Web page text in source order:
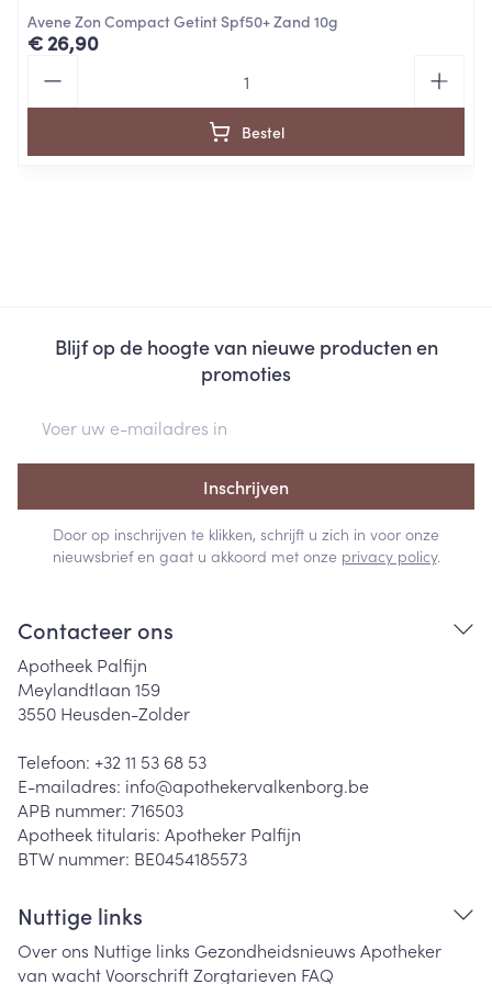
Avene Zon Compact Getint Spf50+ Zand 10g
€ 26,90
Bestel
Blijf op de hoogte van nieuwe producten en
promoties
Inschrijven
Door op inschrijven te klikken, schrijft u zich in voor onze
nieuwsbrief en gaat u akkoord met onze privacy policy.
Contacteer ons
Apotheek Palfijn
Meylandtlaan 159
3550 Heusden-Zolder
Telefoon: +32 11 53 68 53
E-mailadres: info@apothekervalkenborg.be
APB nummer: 716503
Apotheek titularis: Apotheker Palfijn
BTW nummer: BE0454185573
Nuttige links
Over ons Nuttige links Gezondheidsnieuws Apotheker
van wachtVoorschriftZorgtarieven FAQ